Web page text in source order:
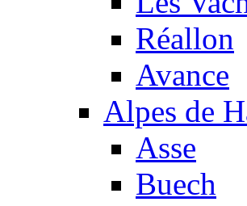
Réallon
Avance
Alpes de
Asse
Buech